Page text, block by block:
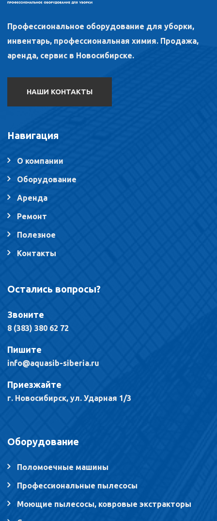
Профессиональное оборудование для уборки,
инвентарь, профессиональная химия. Продажа,
аренда, сервис в Новосибирске.
НАШИ КОНТАКТЫ
Навигация
О компании
Оборудование
Аренда
Ремонт
Полезное
Контакты
Остались вопросы?
Звоните
8 (383) 380 62 72
Пишите
info@aquasib-siberia.ru
Приезжайте
г. Новосибирск, ул. Ударная 1/3
Оборудование
Поломоечные машины
Профессиональные пылесосы
Моющие пылесосы, ковровые экстракторы